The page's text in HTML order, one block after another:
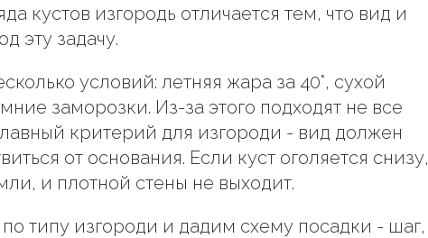
кустов изгородь отличается тем, что вид и
эту задачу.
условий: летняя жара за 40°, сухой
заморозки. Из-за этого подходят не все
критерий для изгороди - вид должен
от основания. Если куст оголяется снизу,
и плотной стены не выходит.
типу изгороди и дадим схему посадки - шаг,